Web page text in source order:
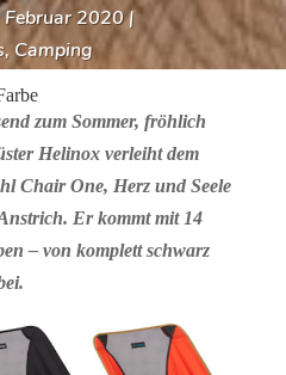
2020|
, Camping
zum Sommer, fröhlich
Helinox verleiht dem
Chair One, Herz und Seele
Er kommt mit 14
– von komplett schwarz